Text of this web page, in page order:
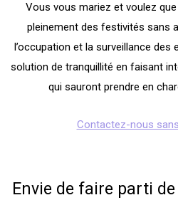
Vous vous mariez et voulez
pleinement des festivités sans
l’occupation et la surveillance des
solution de tranquillité en faisant
qui sauront prendre en
Contactez-nous
Envie de faire parti